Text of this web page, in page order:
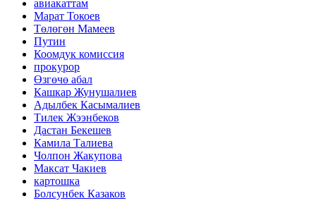
авиакаттам
Марат Токоев
Төлөгөн Мамеев
Путин
Коомдук комиссия
прокурор
Өзгөчө абал
Кашкар Жунушалиев
Адылбек Касымалиев
Тилек Жээнбеков
Дастан Бекешев
Камила Талиева
Чолпон Жакупова
Максат Чакиев
картошка
Болсунбек Казаков